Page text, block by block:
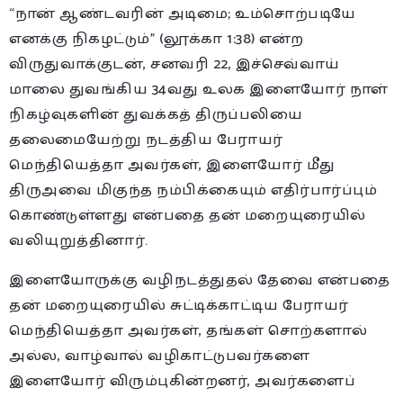
“நான் ஆண்டவரின் அடிமை; உம்சொற்படியே
எனக்கு நிகழட்டும்” (லூக்கா 1:38) என்ற
விருதுவாக்குடன், சனவரி 22, இச்செவ்வாய்
மாலை துவங்கிய 34வது உலக இளையோர் நாள்
நிகழ்வுகளின் துவக்கத் திருப்பலியை
தலைமையேற்று நடத்திய பேராயர்
மெந்தியெத்தா அவர்கள், இளையோர் மீது
திருஅவை மிகுந்த நம்பிக்கையும் எதிர்பார்ப்பும்
கொண்டுள்ளது என்பதை தன் மறையுரையில்
வலியுறுத்தினார்.
இளையோருக்கு வழிநடத்துதல் தேவை என்பதை
தன் மறையுரையில் சுட்டிக்காட்டிய பேராயர்
மெந்தியெத்தா அவர்கள், தங்கள் சொற்களால்
அல்ல, வாழ்வால் வழிகாட்டுபவர்களை
இளையோர் விரும்புகின்றனர், அவர்களைப்